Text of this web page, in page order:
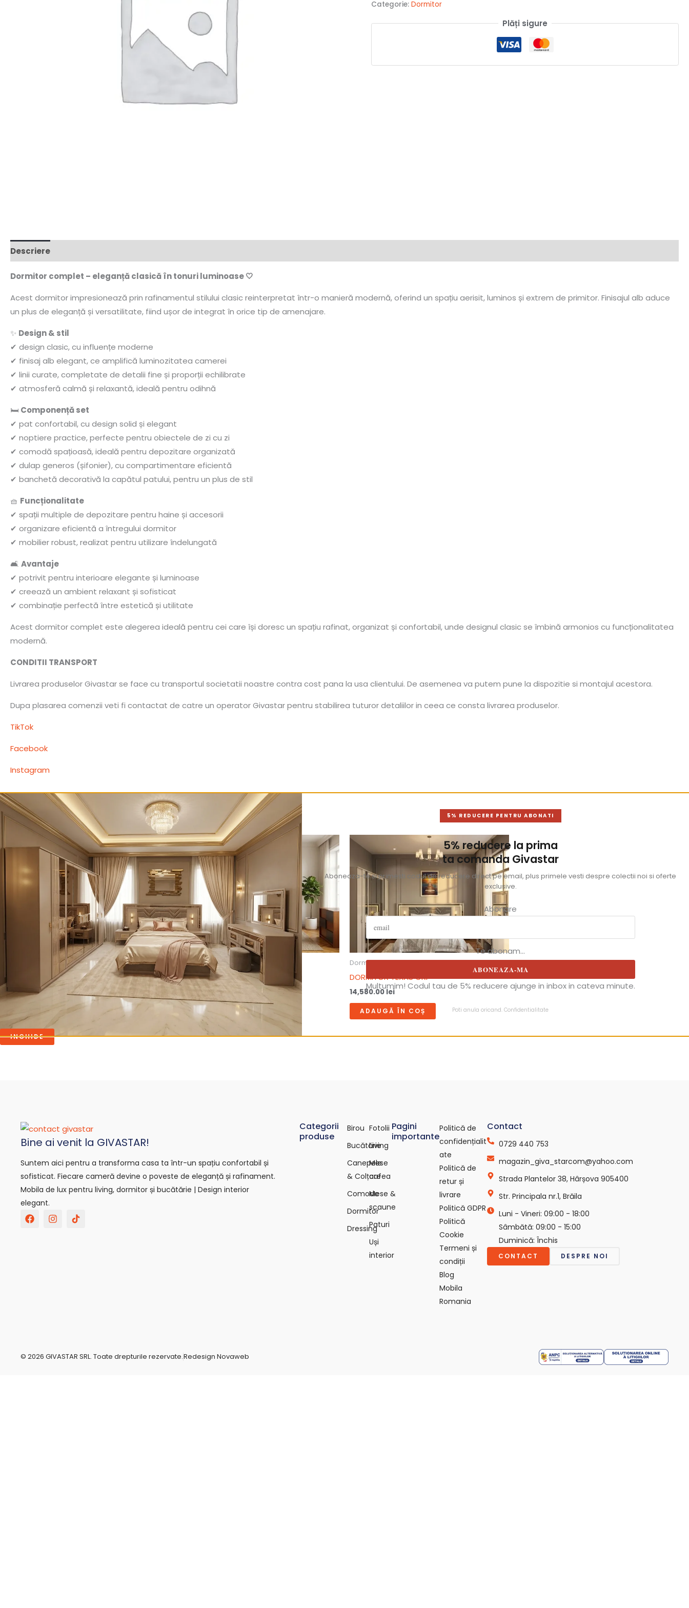
Categorie:Dormitor
Plăți sigure
Descriere
Dormitor complet – eleganță clasică în tonuri luminoase 🤍
Acest dormitor impresionează prin rafinamentul stilului clasic reinterpretat într-o manieră modernă, oferind un spațiu aerisit, luminos și extrem de primitor. Finisajul alb aduce
un plus de eleganță și versatilitate, fiind ușor de integrat în orice tip de amenajare.
✨ Design & stil
✔ design clasic, cu influențe moderne
✔ finisaj alb elegant, ce amplifică luminozitatea camerei
✔ linii curate, completate de detalii fine și proporții echilibrate
✔ atmosferă calmă și relaxantă, ideală pentru odihnă
🛏️ Componență set
✔ pat confortabil, cu design solid și elegant
✔ noptiere practice, perfecte pentru obiectele de zi cu zi
✔ comodă spațioasă, ideală pentru depozitare organizată
✔ dulap generos (șifonier), cu compartimentare eficientă
✔ banchetă decorativă la capătul patului, pentru un plus de stil
🧺 Funcționalitate
✔ spații multiple de depozitare pentru haine și accesorii
✔ organizare eficientă a întregului dormitor
✔ mobilier robust, realizat pentru utilizare îndelungată
🛋️ Avantaje
✔ potrivit pentru interioare elegante și luminoase
✔ creează un ambient relaxant și sofisticat
✔ combinație perfectă între estetică și utilitate
Acest dormitor complet este alegerea ideală pentru cei care își doresc un spațiu rafinat, organizat și confortabil, unde designul clasic se îmbină armonios cu funcționalitatea
modernă.
CONDITII TRANSPORT
Livrarea produselor Givastar se face cu transportul societatii noastre contra cost pana la usa clientului. De asemenea va putem pune la dispozitie si montajul acestora.
Dupa plasarea comenzii veti fi contactat de catre un operator Givastar pentru stabilirea tuturor detaliilor in ceea ce consta livrarea produselor.
TikTok
Facebook
Instagram
Produse similare
DORMITOR PARIS
6,170.00lei
ADAUGĂ ÎN COȘ
Dormitor
DORMITOR SELVIO
6,070.00 lei
ADAUGĂ ÎN COȘ
Dormitor
DORMITOR TEXAS GRI
14,580.00 lei
ADAUGĂ ÎN COȘ
Bine ai venit la GIVASTAR!
Suntem aici pentru a transforma casa ta într-un spațiu confortabil și
sofisticat. Fiecare cameră devine o poveste de eleganță și rafinament.
Mobila de lux pentru living, dormitor și bucătărie | Design interior
elegant.
F
a
I
n
T
i
c
o
Categorii
produse
Birou
Bucătărie
Canepele
& Colțare
Comode
Dormitor
Dressing
Fotolii
Living
Mese
cafea
Mese &
scaune
Paturi
Uși
interior
Pagini
importante
Politică de
confidențialit
ate
Politică de
retur și
livrare
Politică GDPR
Politică
Cookie
Termeni și
condiții
Blog
Mobila
Romania
Contact
0729 440 753
magazin_giva_starcom@yahoo.com
Strada Plantelor 38, Hârșova 905400
Str. Principala nr.1, Brăila
Luni - Vineri: 09:00 - 18:00
Sâmbătă: 09:00 - 15:00
Duminică: Închis
CONTACT DESPRE NOI
© 2026 GIVASTAR SRL. Toate drepturile rezervate.Redesign Novaweb
5% REDUCERE PENTRU ABONATI
5% reducere la prima
ta comanda Givastar
Aboneaza-te si primesti codul de reducere direct pe email, plus primele vesti despre colectii noi si oferte
exclusive.
Abonare
Te abonam...
ABONEAZA-MA
Multumim! Codul tau de 5% reducere ajunge in inbox in cateva minute.
Poti anula oricand.Confidentialitate
INCHIDE